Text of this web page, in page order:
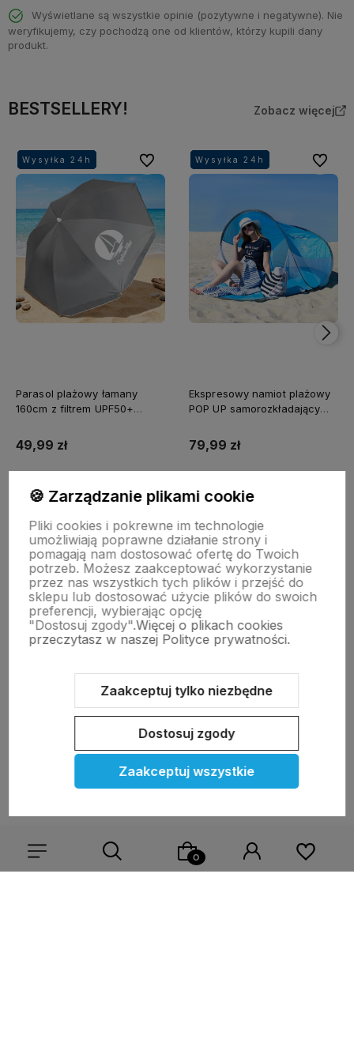
Wyświetlane są wszystkie opinie (pozytywne i negatywne). Nie
weryfikujemy, czy pochodzą one od klientów, którzy kupili dany
produkt.
BESTSELLERY! Zobacz więcej
Wysyłka 24h
Wysyłka 24h
Wysyłka 24h
Wysyłka 24h
Parasol plażowy łamany
160cm z filtrem UPF50+
49,99 zł
Do koszyka
Do ulubionychWysyłka 24h
Wysyłka 24h
Wysyłka 24h
Wysyłka 24h
Ekspresowy namiot plażowy
POP UP samorozkładający
79,99 zł
Do koszyka
Do
Zapisz się na nasz newsletter – Wpisz adres e-mail
polityce prywatności
Pomoc
🍪 Zarządzanie plikami cookie
Pliki cookies i pokrewne im technologie
umożliwiają poprawne działanie strony i
pomagają nam dostosować ofertę do Twoich
potrzeb. Możesz zaakceptować wykorzystanie
przez nas wszystkich tych plików i przejść do
sklepu lub dostosować użycie plików do swoich
preferencji, wybierając opcję
"Dostosuj zgody".Więcej o plikach cookies
przeczytasz w naszej Polityce prywatności.
Zaakceptuj tylko niezbędne
Dostosuj zgody
Zaakceptuj wszystkie